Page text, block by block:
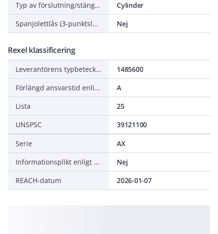
Typ av förslutning/stängning
Cylinder
Spanjolettlås (3-punktslås)
Nej
Rexel klassificering
Leverantörens typbeteckning
1485600
Förlängd ansvarstid enligt ALEM-09
A
Lista
25
UNSPSC
39121100
Serie
AX
Informationsplikt enligt REACH
Nej
REACH-datum
2026-01-07